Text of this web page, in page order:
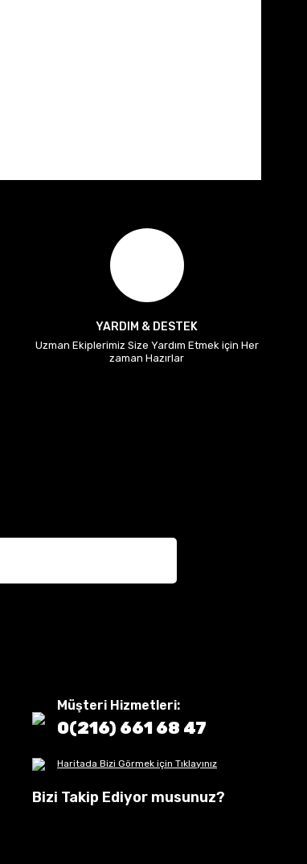
YARDIM & DESTEK
Uzman Ekiplerimiz Size Yardım Etmek için Her
zaman Hazırlar
Müşteri Hizmetleri:
0(216) 661 68 47
Haritada Bizi Görmek için Tıklayınız
Bizi Takip Ediyor musunuz?